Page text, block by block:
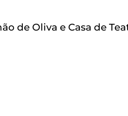
de Oliva e Casa de